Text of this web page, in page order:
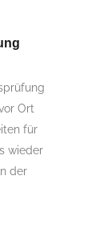
Ort
für
wieder
der